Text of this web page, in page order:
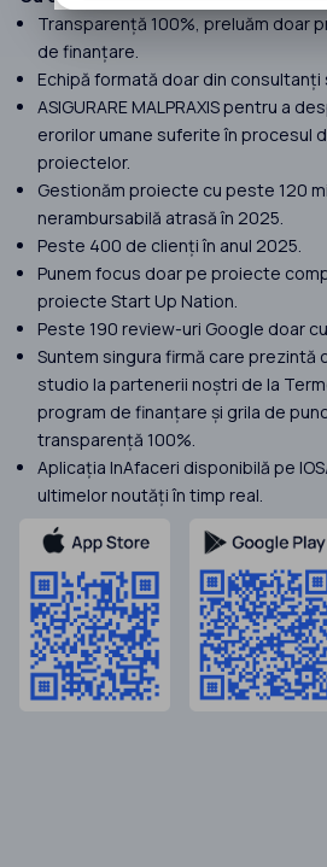
Transparență 100%, preluăm doar
de finanțare.
Echipă formată doar din
ASIGURARE MALPRAXIS pentru a
erorilor umane suferite în procesul
proiectelor.
Gestionăm proiecte cu peste 120
nerambursabilă atrasă în 2025.
Peste 400 de clienți în anul 2025.
Punem focus doar pe proiecte
proiecte Start Up Nation.
Peste 190 review-uri Google doar
Suntem singura firmă care prezintă
studio la partenerii noștri de la
program de finanțare și grila de
transparență 100%.
Aplicația InAfaceri disponibilă pe
ultimelor noutăți în timp real.